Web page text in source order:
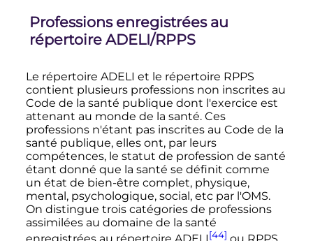
Professions enregistrées au
répertoire ADELI/RPPS
Le répertoire ADELI et le répertoire RPPS
contient plusieurs professions non inscrites au
Code de la santé publique dont l'exercice est
attenant au monde de la santé. Ces
professions n'étant pas inscrites au Code de la
santé publique, elles ont, par leurs
compétences, le statut de profession de santé
étant donné que la santé se définit comme
un état de bien-être complet, physique,
mental, psychologique, social, etc par l'OMS.
On distingue trois catégories de professions
assimilées au domaine de la santé
[44]